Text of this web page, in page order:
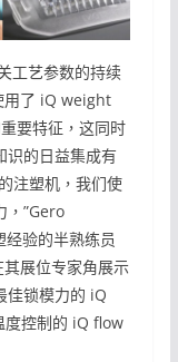
工艺参数的持续
用了 iQ weight
要特征，这同时
识的日益集成有
注塑机，我们使
，”Gero
验的半熟练员
其展位专家角展示
佳锁模力的 iQ
控制的 iQ flow